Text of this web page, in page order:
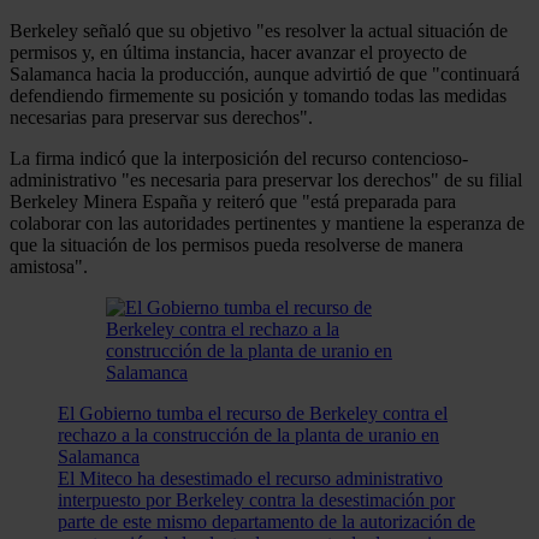
Berkeley señaló que su objetivo "es resolver la actual situación de
permisos y, en última instancia, hacer avanzar el proyecto de
Salamanca hacia la producción, aunque advirtió de que "continuará
defendiendo firmemente su posición y tomando todas las medidas
necesarias para preservar sus derechos".
La firma indicó que la interposición del recurso contencioso-
administrativo "es necesaria para preservar los derechos" de su filial
Berkeley Minera España y reiteró que "está preparada para
colaborar con las autoridades pertinentes y mantiene la esperanza de
que la situación de los permisos pueda resolverse de manera
amistosa".
El Gobierno tumba el recurso de Berkeley contra el
rechazo a la construcción de la planta de uranio en
Salamanca
El Miteco ha desestimado el recurso administrativo
interpuesto por Berkeley contra la desestimación por
parte de este mismo departamento de la autorización de